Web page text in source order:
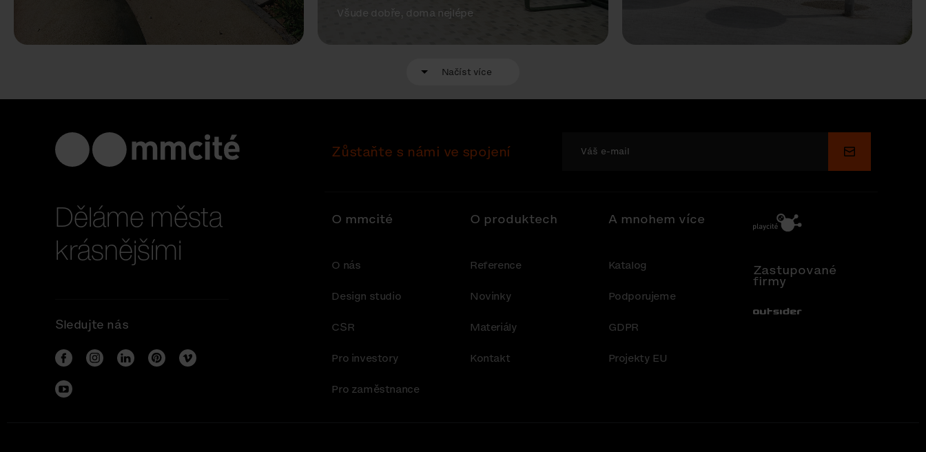
Všude dobře, doma nejlépe
Načíst více
Děláme města
krásnějšími
Sledujte nás
Zůstaňte s námi ve spojení Odeslat
O mmcité
O nás
Design studio
CSR
Pro investory
Pro zaměstnance
O produktech
Reference
Novinky
Materiály
Kontakt
A mnohem více
Katalog
Podporujeme
GDPR
Projekty EU
Zastupované
firmy
Out-Sider